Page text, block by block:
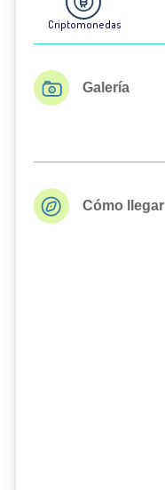
Criptomonedas
Galería
Cómo llegar